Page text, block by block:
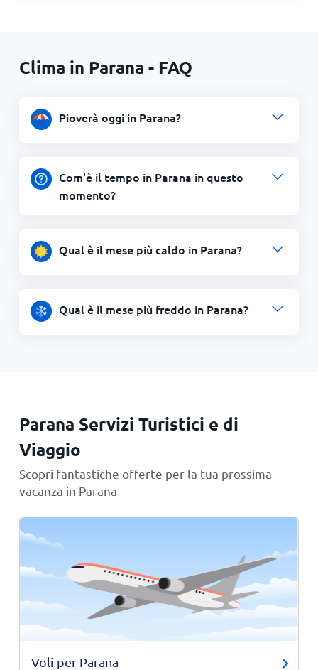
Clima in Parana - FAQ
Pioverà oggi in Parana?
Com'è il tempo in Parana in questo
momento?
Qual è il mese più caldo in Parana?
Qual è il mese più freddo in Parana?
Parana Servizi Turistici e di
Viaggio
Scopri fantastiche offerte per la tua prossima
vacanza in Parana
Voli per Parana